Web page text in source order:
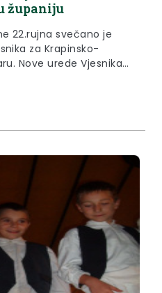
županiju
22.rujna svečano je
za Krapinsko-
Nove urede Vjesnika
će Hrvatsko zagorje od